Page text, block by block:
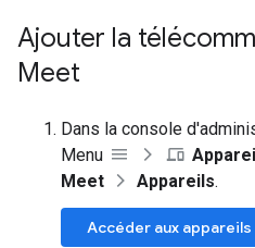
Ajouter la
Meet
Dans la console
Menu
Meet
Appareils.
Accéder aux appareils